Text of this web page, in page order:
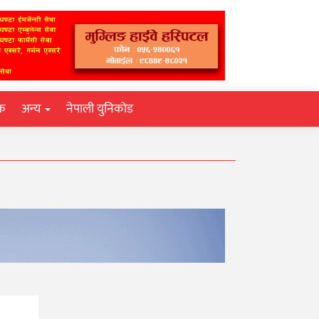
अन्य नेपाली युनिकोड